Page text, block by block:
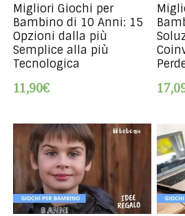
Migliori Giochi per
Bambino di 10 Anni: 15
Opzioni dalla più
Semplice alla più
Tecnologica
11,90€